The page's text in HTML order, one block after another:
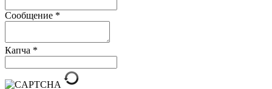
Сообщение *
Капча *